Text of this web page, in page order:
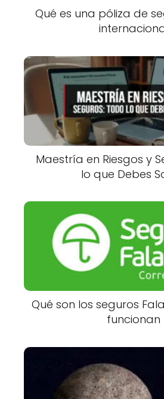
Qué es una póliza de
Maestría en Riesgos y
lo que Debes
Qué son los seguros
funcionan